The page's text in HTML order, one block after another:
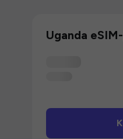
Uganda